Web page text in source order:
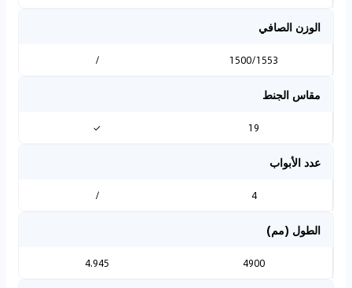
الوزن الصافي
1500/1553
/
مقاس الجنط
19
✓
عدد الأبواب
4
/
الطول (مم)
4900
4.945